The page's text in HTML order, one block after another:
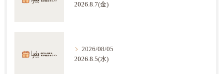
2026.8.7(金)
2026/08/05
2026.8.5(水)